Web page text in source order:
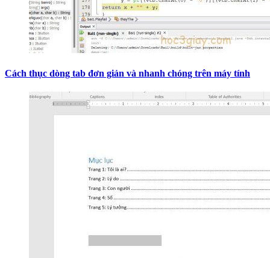
Cách thục dòng tab đơn giản và nhanh chóng trên máy tính